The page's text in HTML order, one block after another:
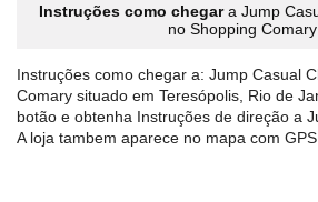
Instruções como chegara Jump
no Shopping
Instruções como chegar a: Jump Casual
Comary situado em Teresópolis, Rio de
botão e obtenha Instruções de direção a
A loja tambem aparece no mapa com